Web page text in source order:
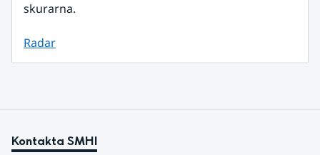
skurarna.
Radar
Kontakta SMHI